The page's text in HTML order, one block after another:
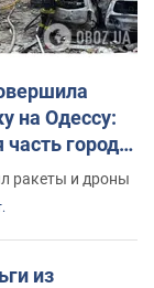
на Одессу:
часть города,
и видео
ракеты и дроны
из